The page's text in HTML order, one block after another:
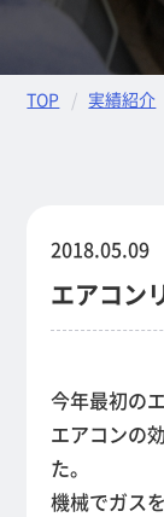
TOP 実績紹介
2018.05.09
エアコン
今年最初の
エアコンの
た。
機械でガス